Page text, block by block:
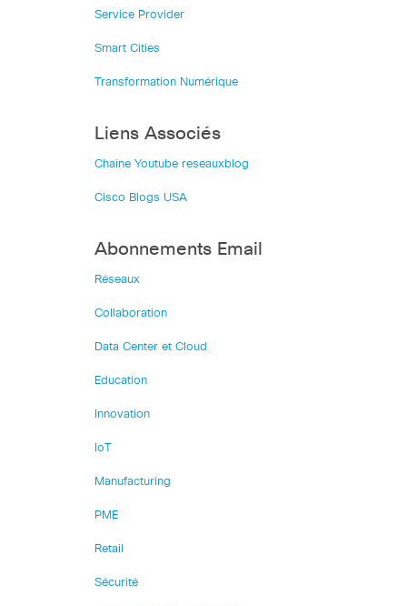
Service Provider
Smart Cities
Transformation Numérique
Liens Associés
Chaîne Youtube reseauxblog
Cisco Blogs USA
Abonnements Email
Réseaux
Collaboration
Data Center et Cloud
Education
Innovation
IoT
Manufacturing
PME
Retail
Sécurité